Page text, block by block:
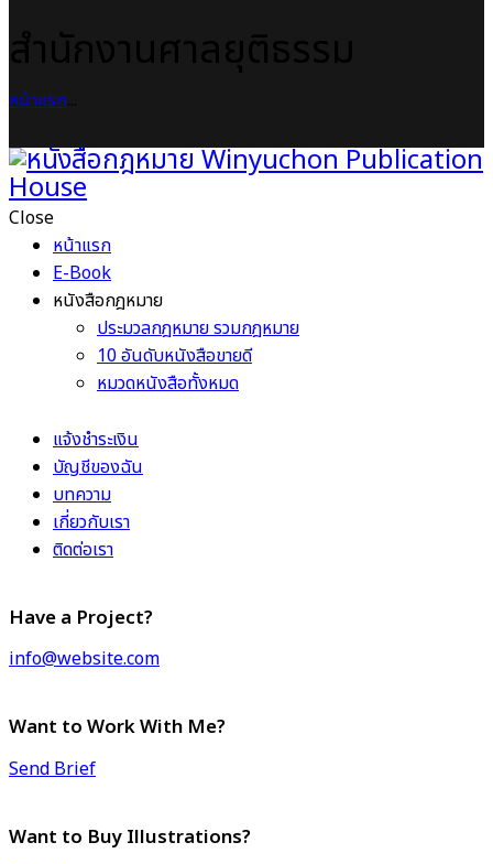
หน้าแรก
Close
หน้าแรก
E-Book
หนังสือกฎหมาย
ประมวลกฎหมาย รวมกฎหมาย
10 อันดับหนังสือขายดี
หมวดหนังสือทั้งหมด
แจ้งชำระเงิน
บัญชีของฉัน
บทความ
เกี่ยวกับเรา
ติดต่อเรา
Have a Project?
info@website.com
Want to Work With Me?
Send Brief
Want to Buy Illustrations?